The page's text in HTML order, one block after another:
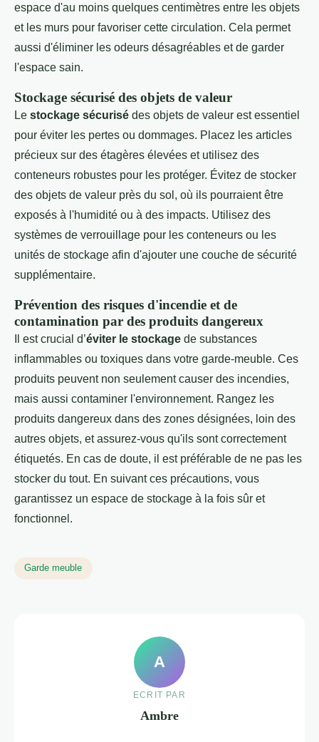
espace d'au moins quelques centimètres entre les objets
et les murs pour favoriser cette circulation. Cela permet
aussi d'éliminer les odeurs désagréables et de garder
l'espace sain.
Stockage sécurisé des objets de valeur
Le stockage sécurisé des objets de valeur est essentiel
pour éviter les pertes ou dommages. Placez les articles
précieux sur des étagères élevées et utilisez des
conteneurs robustes pour les protéger. Évitez de stocker
des objets de valeur près du sol, où ils pourraient être
exposés à l'humidité ou à des impacts. Utilisez des
systèmes de verrouillage pour les conteneurs ou les
unités de stockage afin d'ajouter une couche de sécurité
supplémentaire.
Prévention des risques d'incendie et de
contamination par des produits dangereux
Il est crucial d’éviter le stockage de substances
inflammables ou toxiques dans votre garde-meuble. Ces
produits peuvent non seulement causer des incendies,
mais aussi contaminer l'environnement. Rangez les
produits dangereux dans des zones désignées, loin des
autres objets, et assurez-vous qu'ils sont correctement
étiquetés. En cas de doute, il est préférable de ne pas les
stocker du tout. En suivant ces précautions, vous
garantissez un espace de stockage à la fois sûr et
fonctionnel.
Garde meuble
A
ECRIT PAR
Ambre